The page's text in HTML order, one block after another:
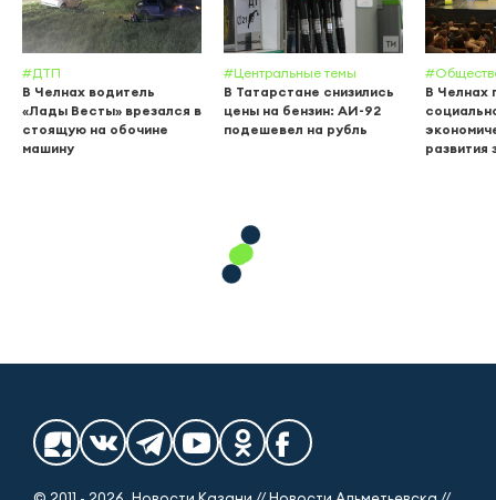
#ДТП
В Челнах водитель
«Лады Весты» врезался в
стоящую на обочине
машину
#Центральные темы
В Татарстане снизились
цены на бензин: АИ-92
подешевел на рубль
В Челнах
развития